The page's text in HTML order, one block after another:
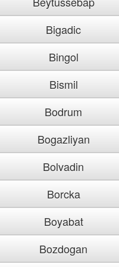
Bigadic
Bingol
Bismil
Bodrum
Bogazliyan
Bolvadin
Borcka
Boyabat
Bozdogan